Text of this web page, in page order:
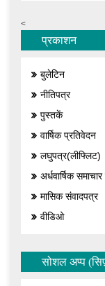
<
प्रकाशन
बुलेटिन
नीतिपत्र
पुस्तकें
वार्षिक प्रतिवेदन
लघुपत्र(लीफ्लिट)
अर्धवार्षिक
मासिक संवादपत्र
वीडिओ
सोशल अप्प